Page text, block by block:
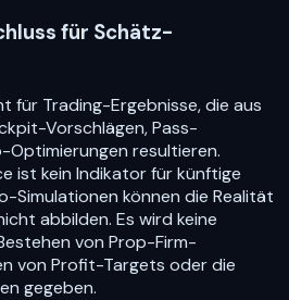
für Schätz-
für Trading-Ergebnisse, die aus
Vorschlägen, Pass-
resultieren.
ist kein Indikator für künftige
Simulationen können die Realität
abbilden. Es wird keine
von Prop-Firm-
von Profit-Targets oder die
gegeben.